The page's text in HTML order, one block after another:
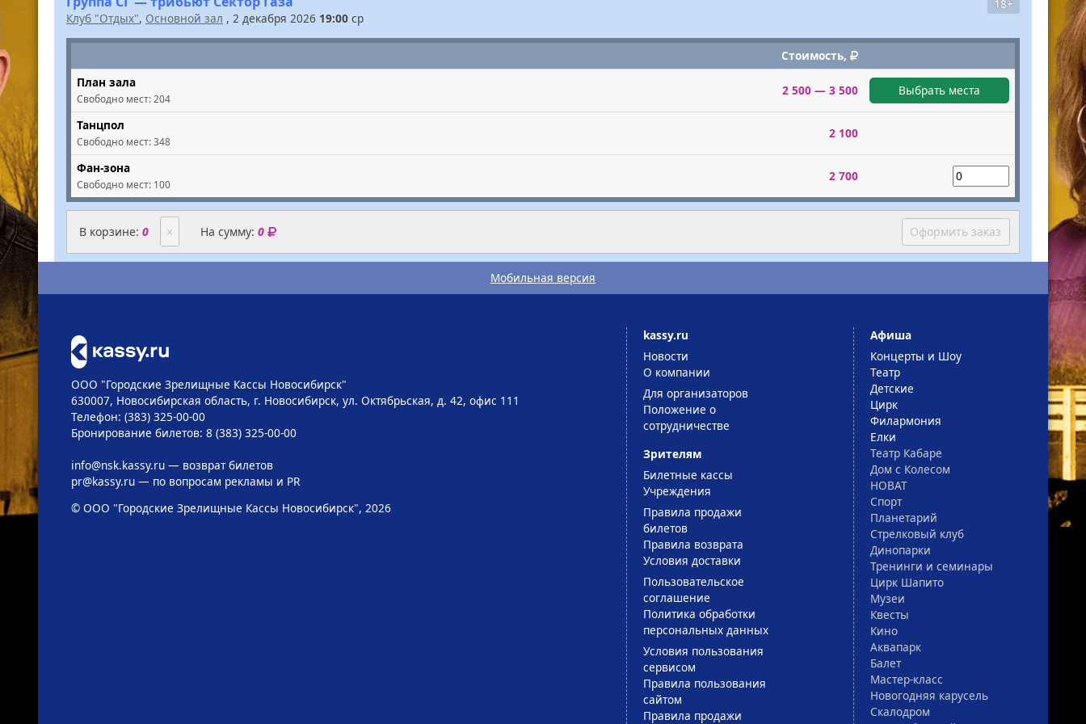
18+
Клуб "Отдых", Основной зал , 2 декабря 2026 19:00 ср
Стоимость,
План зала
Свободно мест: 204
2 500 — 3 500 Выбрать места
Танцпол
Свободно мест:348
2 100
Фан-зона
Свободно мест: 100
2 700
В корзине: 0 × На сумму:0 Оформить заказ
Мобильная версия
ООО "Городские Зрелищные Кассы Новосибирск"
630007, Новосибирская область, г. Новосибирск, ул. Октябрьская, д. 42, офис 111
Телефон: (383) 325-00-00
Бронирование билетов: 8 (383) 325-00-00
info@nsk.kassy.ru— возврат билетов
pr@kassy.ru— по вопросам рекламы и PR
© ООО "Городские Зрелищные Кассы Новосибирск", 2026
kassy.ru
Новости
О компании
Для организаторов
Положение о
сотрудничестве
Зрителям
Билетные кассы
Учреждения
Правила продажи
билетов
Правила возврата
Условия доставки
Пользовательское
соглашение
Политика обработки
персональных данных
Условия пользования
сервисом
Правила пользования
сайтом
Правила продажи
Афиша
Концерты и Шоу
Театр
Детские
Цирк
Филармония
Елки
Театр Кабаре
Дом с Колесом
НОВАТ
Спорт
Планетарий
Стрелковый клуб
Динопарки
Тренинги и семинары
Цирк Шапито
Музеи
Квесты
Кино
Аквапарк
Балет
Мастер-класс
Новогодняя карусель
Скалодром